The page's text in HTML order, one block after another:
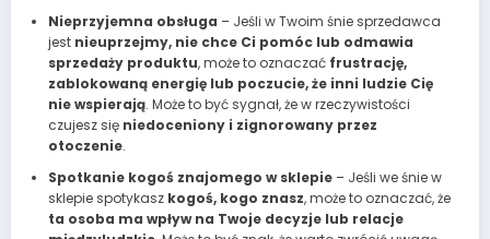
Nieprzyjemna obsługa – Jeśli w Twoim śnie sprzedawca
jest nieuprzejmy, nie chce Ci pomóc lub odmawia
sprzedaży produktu, może to oznaczać frustrację,
zablokowaną energię lub poczucie, że inni ludzie Cię
nie wspierają. Może to być sygnał, że w rzeczywistości
czujesz się niedoceniony i zignorowany przez
otoczenie.
Spotkanie kogoś znajomego w sklepie– Jeśli we śnie w
sklepie spotykasz kogoś, kogo znasz, może to oznaczać, że
ta osoba ma wpływ na Twoje decyzje lub relacje